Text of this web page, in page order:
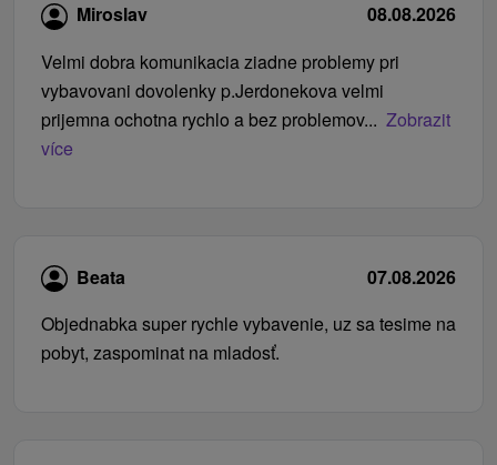
Miroslav
08.08.2026
Velmi dobra komunikacia ziadne problemy pri
vybavovani dovolenky p.Jerdonekova velmi
prijemna ochotna rychlo a bez problemov... Zobrazit
více
Beata
07.08.2026
Objednabka super rychle vybavenie, uz sa tesime na
pobyt, zaspominat na mladosť.